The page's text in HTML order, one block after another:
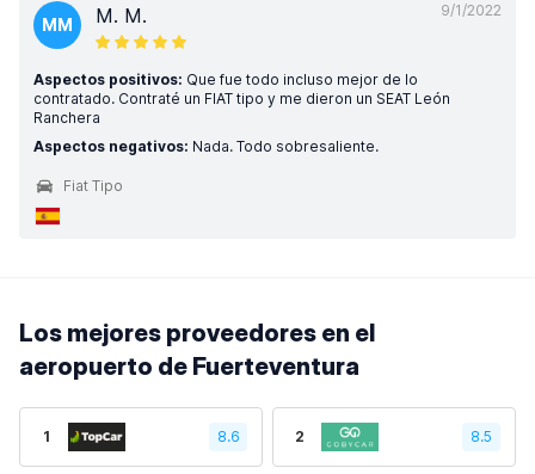
9/1/2022
MM M. M.
Aspectos positivos: Que fue todo incluso mejor de lo
contratado. Contraté un FIAT tipo y me dieron un SEAT León
Ranchera
Aspectos negativos: Nada. Todo sobresaliente.
Fiat Tipo
Los mejores proveedores en el
aeropuerto de Fuerteventura
1 8.6 2 8.5